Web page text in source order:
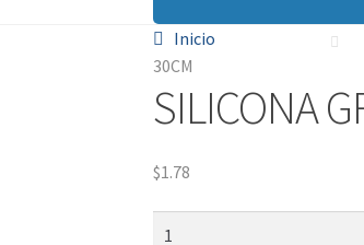
Inicio
30CM
SILICONA
$1.78